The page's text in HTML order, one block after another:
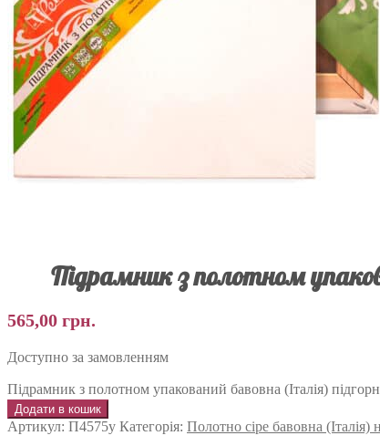
Підрамник з полотном
565,00 грн.
Доступно за замовленням
Підрамник з полотном упакований бавовна (Італія)
Додати в кошик
Артикул: П4575у Категорія: Полотно сіре бавовна